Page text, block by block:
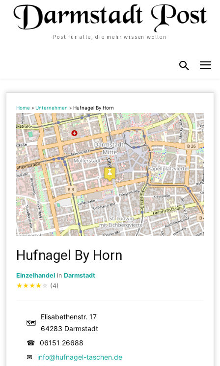
Post für alle, die mehr wissen wollen
Home »Unternehmen »Hufnagel By Horn
Hufnagel By Horn
Einzelhandel inDarmstadt
★★★★ ☆ (4)
🗺
Elisabethenstr. 17
64283 Darmstadt
☎
06151 26688
✉
info@hufnagel-taschen.de